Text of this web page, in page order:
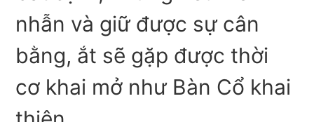
nhẫn và giữ được sự cân
bằng, ắt sẽ gặp được thời
cơ khai mở như Bàn Cổ khai